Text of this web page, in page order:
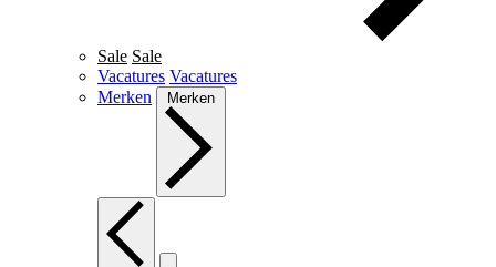
Sale Sale
Vacatures Vacatures
Merken
Merken